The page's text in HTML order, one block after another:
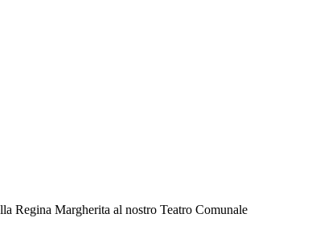
Regina Margherita al nostro Teatro Comunale